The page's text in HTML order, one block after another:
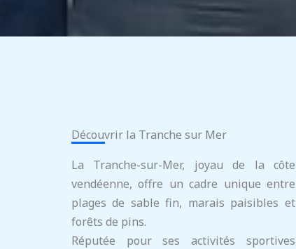
Découvrir la Tranche sur Mer
La Tranche-sur-Mer, joyau de la côte
vendéenne, offre un cadre unique entre
plages de sable fin, marais paisibles et
forêts de pins.
Réputée pour ses activités sportives